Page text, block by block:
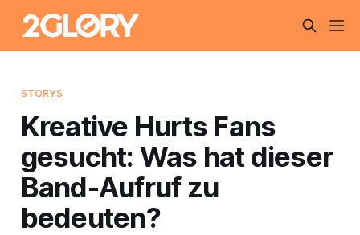
STORYS
Kreative Hurts Fans
gesucht: Was hat dieser
Band-Aufruf zu
bedeuten?